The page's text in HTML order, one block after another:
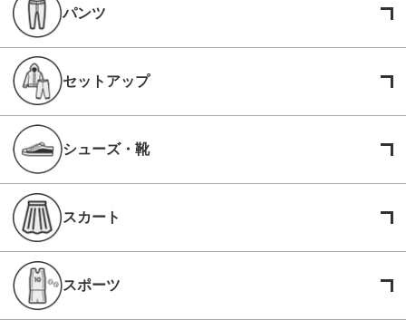
パンツ
セットアップ
シューズ・靴
スカート
スポーツ